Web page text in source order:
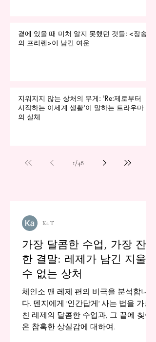
곁에 있을 때 미처 알지 못했던 것들: <장송
의 프리렌>이 남긴 여운
지워지지 않는 상처의 무게: 'Re:제로부터
시작하는 이세계 생활'이 말하는 트라우마
의 실체
1/48
가장 달콤한 수업, 가장 잔혹
한 결말: 레제가 남긴 지울
수 없는 상처
체인소 맨 레제 편의 비극을 분석합니
다. 덴지에게 '인간답게' 사는 법을 가르
친 레제의 달콤한 수업과, 그 끝에 찾아
온 참혹한 상실감에 대하여.
Ka T